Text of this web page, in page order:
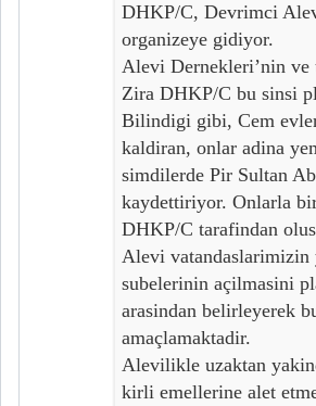
DHKP/C, Devrimci
organizeye gidiyor.
Alevi Dernekleri’nin
Zira DHKP/C bu sinsi
Bilindigi gibi, Cem
kaldiran, onlar adina
simdilerde Pir Sultan
kaydettiriyor. Onlarla
DHKP/C tarafindan
Alevi vatandaslarimizin
subelerinin açilmasini
arasindan belirleyerek
amaçlamaktadir.
Alevilikle uzaktan
kirli emellerine alet